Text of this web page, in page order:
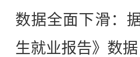
数据全面下滑：
生就业报告》数